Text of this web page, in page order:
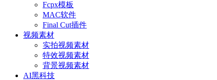
Fcpx模板
MAC软件
Final Cut插件
视频素材
实拍视频素材
特效视频素材
背景视频素材
AI黑科技